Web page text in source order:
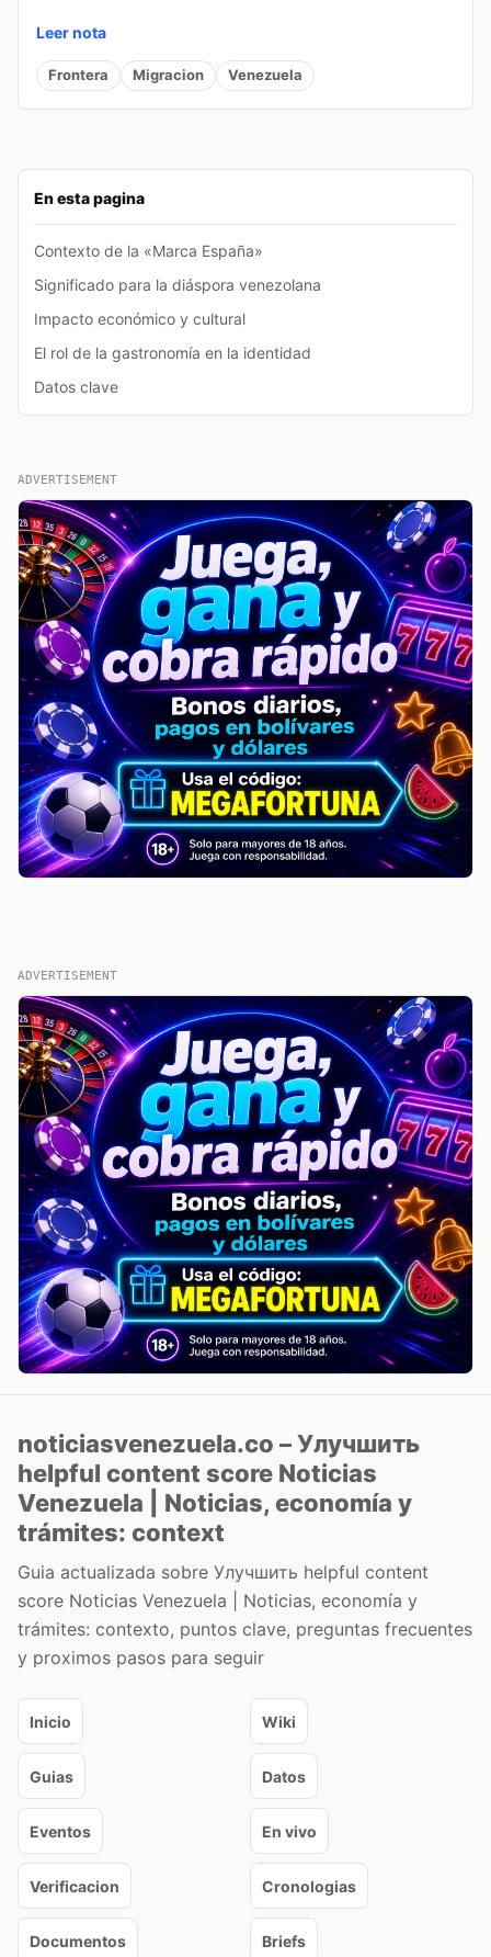
En esta pagina
Contexto de la «Marca España»
Significado para la diáspora venezolana
Impacto económico y cultural
El rol de la gastronomía en la identidad
Datos clave
Leer nota
Frontera Migracion Venezuela
ADVERTISEMENT
ADVERTISEMENT
noticiasvenezuela.co – Улучшить
helpful content score Noticias
Venezuela | Noticias, economía y
trámites: context
Guia actualizada sobre Улучшить helpful content
score Noticias Venezuela | Noticias, economía y
trámites: contexto, puntos clave, preguntas frecuentes
y proximos pasos para seguir
Inicio Wiki
Guias Datos
Eventos En vivo
Verificacion Cronologias
Documentos Briefs